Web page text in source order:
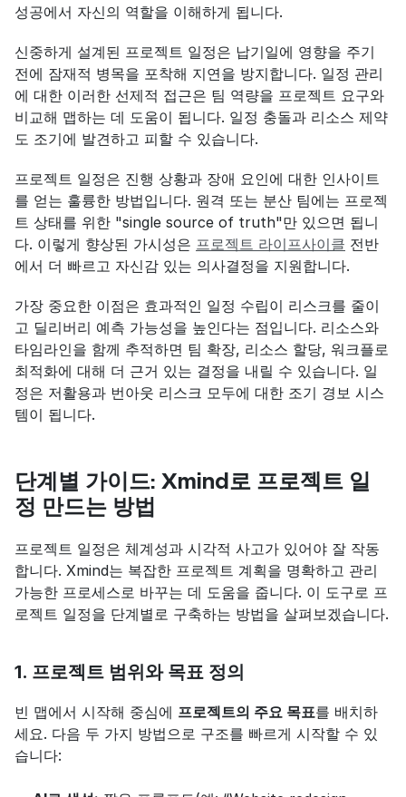
성공에서 자신의 역할을 이해하게 됩니다.
신중하게 설계된 프로젝트 일정은 납기일에 영향을 주기
전에 잠재적 병목을 포착해 지연을 방지합니다. 일정 관리
에 대한 이러한 선제적 접근은 팀 역량을 프로젝트 요구와
비교해 맵하는 데 도움이 됩니다. 일정 충돌과 리소스 제약
도 조기에 발견하고 피할 수 있습니다.
프로젝트 일정은 진행 상황과 장애 요인에 대한 인사이트
를 얻는 훌륭한 방법입니다. 원격 또는 분산 팀에는 프로젝
트 상태를 위한 "single source of truth"만 있으면 됩니
다. 이렇게 향상된 가시성은 프로젝트 라이프사이클 전반
에서 더 빠르고 자신감 있는 의사결정을 지원합니다.
가장 중요한 이점은 효과적인 일정 수립이 리스크를 줄이
고 딜리버리 예측 가능성을 높인다는 점입니다. 리소스와
타임라인을 함께 추적하면 팀 확장, 리소스 할당, 워크플로
최적화에 대해 더 근거 있는 결정을 내릴 수 있습니다. 일
정은 저활용과 번아웃 리스크 모두에 대한 조기 경보 시스
템이 됩니다.
단계별 가이드: Xmind로 프로젝트 일
정 만드는 방법
프로젝트 일정은 체계성과 시각적 사고가 있어야 잘 작동
합니다. Xmind는 복잡한 프로젝트 계획을 명확하고 관리
가능한 프로세스로 바꾸는 데 도움을 줍니다. 이 도구로 프
로젝트 일정을 단계별로 구축하는 방법을 살펴보겠습니다.
1. 프로젝트 범위와 목표 정의
빈 맵에서 시작해 중심에 프로젝트의 주요 목표를 배치하
세요. 다음 두 가지 방법으로 구조를 빠르게 시작할 수 있
습니다: